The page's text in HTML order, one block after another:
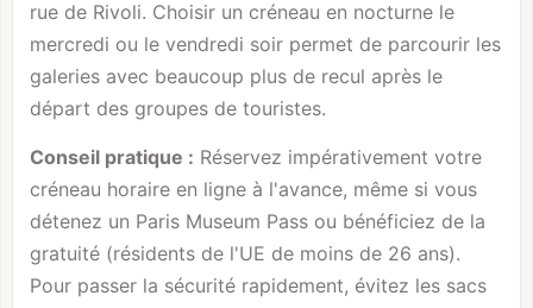
rue de Rivoli. Choisir un créneau en nocturne le
mercredi ou le vendredi soir permet de parcourir les
galeries avec beaucoup plus de recul après le
départ des groupes de touristes.
Conseil pratique : Réservez impérativement votre
créneau horaire en ligne à l'avance, même si vous
détenez un Paris Museum Pass ou bénéficiez de la
gratuité (résidents de l'UE de moins de 26 ans).
Pour passer la sécurité rapidement, évitez les sacs